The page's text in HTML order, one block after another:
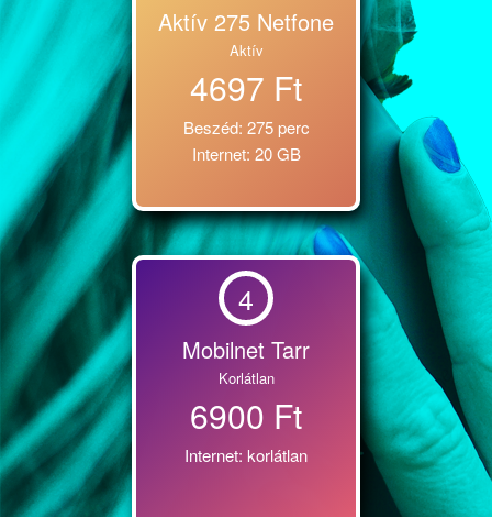
Aktív 275 Netfone
Aktív
4697 Ft
Beszéd: 275 perc
Internet: 20 GB
4
Mobilnet Tarr
Korlátlan
6900 Ft
Internet: korlátlan